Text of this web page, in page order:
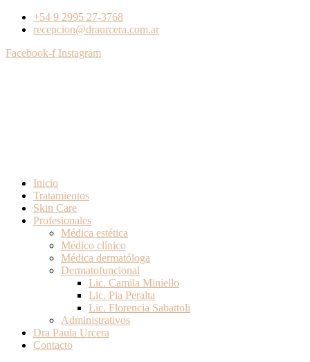
+54 9 2995 27-3768
recepcion@draurcera.com.ar
Facebook-f Instagram
Inicio
Tratamientos
Skin Care
Profesionales
Médica estética
Médico clínico
Médica dermatóloga
Dermatofuncional
Lic. Camila Miniello
Lic. Pia Peralta
Lic. Florencia Sabattoli
Administrativos
Dra Paula Urcera
Contacto